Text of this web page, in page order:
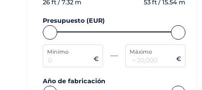
26 ft / 7.32 m 53 ft / 15.54 m
Presupuesto (EUR)
Mínimo
€
Máximo
€
Año de fabricación